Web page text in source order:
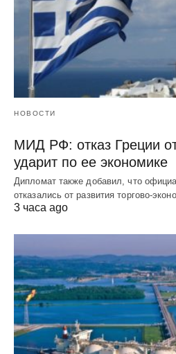
НОВОСТИ
МИД РФ: отказ Греции
ударит по ее экономике
Дипломат также добавил, что
отказались от развития торгово-
3 часа ago